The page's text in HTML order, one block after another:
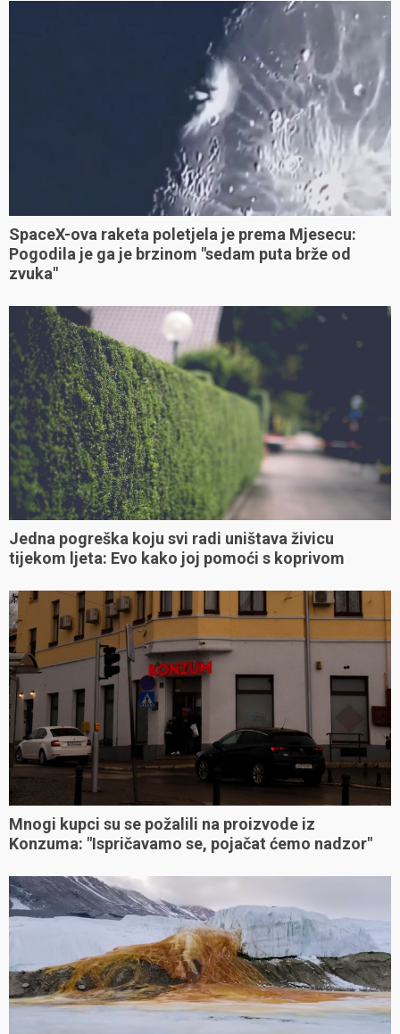
SpaceX-ova raketa poletjela je prema Mjesecu:
Pogodila je ga je brzinom "sedam puta brže od
zvuka"
Jedna pogreška koju svi radi uništava živicu
tijekom ljeta: Evo kako joj pomoći s koprivom
Mnogi kupci su se požalili na proizvode iz
Konzuma: "Ispričavamo se, pojačat ćemo nadzor"